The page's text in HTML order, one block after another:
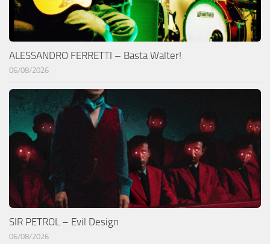
ALESSANDRO FERRETTI – Basta Walter!
06/08/2026
SIR PETROL – Evil Design
06/08/2026